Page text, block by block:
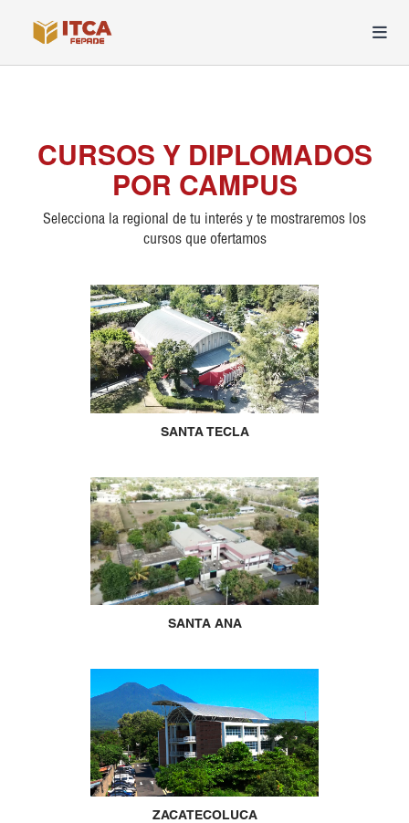
CURSOS Y DIPLOMADOS
POR CAMPUS
Selecciona la regional de tu interés y te mostraremos los
cursos que ofertamos
SANTA TECLA
SANTA ANA
ZACATECOLUCA